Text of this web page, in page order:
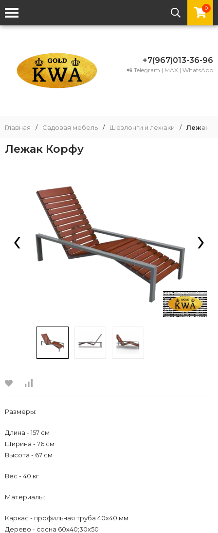
0
+7(967)013-36-96
📲 Telegram | MAX | WhatsApp
Главная / Садовая мебель / Шезлонги и лежаки / Лежак
Лежак Корфу
‹ ›
Размеры:
Длина - 157 см
Ширина - 76 см
Высота - 67 см
Вес - 40 кг
Материалы:
Каркас - профильная труба 40х40 мм.
Дерево - сосна 60х40;30х50